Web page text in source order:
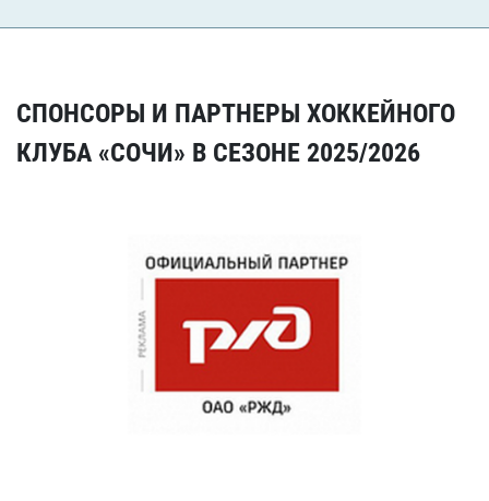
СПОНСОРЫ И ПАРТНЕРЫ ХОККЕЙНОГО
КЛУБА «СОЧИ» В СЕЗОНЕ 2025/2026